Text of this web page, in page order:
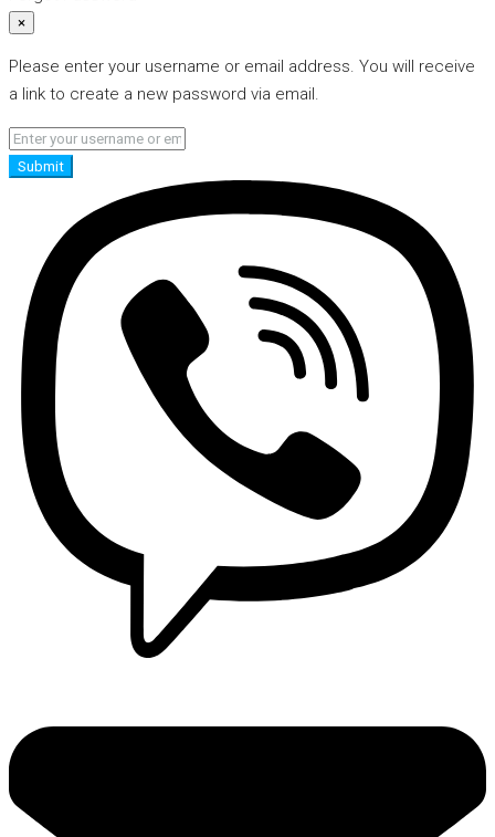
×
Please enter your username or email address. You will receive
a link to create a new password via email.
Submit